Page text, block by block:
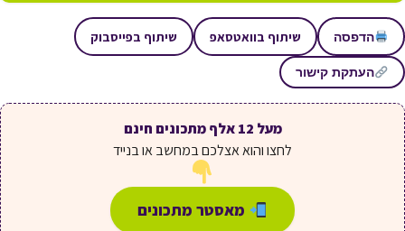
הדפסה שיתוף בוואטסאפ שיתוף בפייסבוק
העתקת קישור
מעל 12 אלף מתכונים חינם
לחצו והוא אצלכם במחשב או בנייד
מאסטר מתכונים